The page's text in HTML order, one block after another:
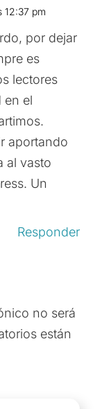
12:37 pm
por dejar
es
lectores
en el
aportando
al vasto
Un
Responder
no será
están